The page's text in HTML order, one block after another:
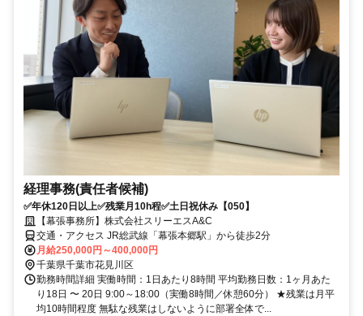
経理事務(責任者候補)
✅年休120日以上✅残業月10h程✅土日祝休み【050】
【幕張事務所】株式会社スリーエスA&C
交通・アクセス JR総武線「幕張本郷駅」から徒歩2分
月給250,000円～400,000円
千葉県千葉市花見川区
勤務時間詳細 実働時間：1日あたり8時間 平均勤務日数：1ヶ月あた
り18日 〜 20日 9:00～18:00（実働8時間／休憩60分） ★残業は月平
均10時間程度 無駄な残業はしないように部署全体で...